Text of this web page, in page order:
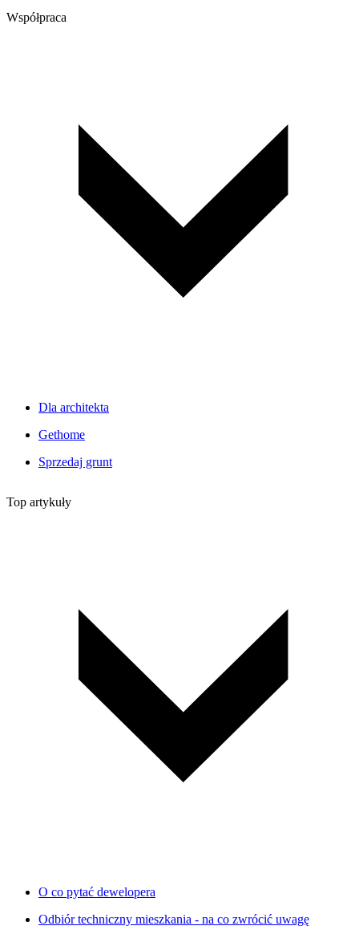
Współpraca
Dla architekta
Gethome
Sprzedaj grunt
Top artykuły
O co pytać dewelopera
Odbiór techniczny mieszkania - na co zwrócić uwagę